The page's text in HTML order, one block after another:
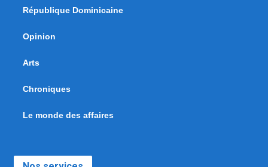
République Dominicaine
Opinion
Arts
Chroniques
Le monde des affaires